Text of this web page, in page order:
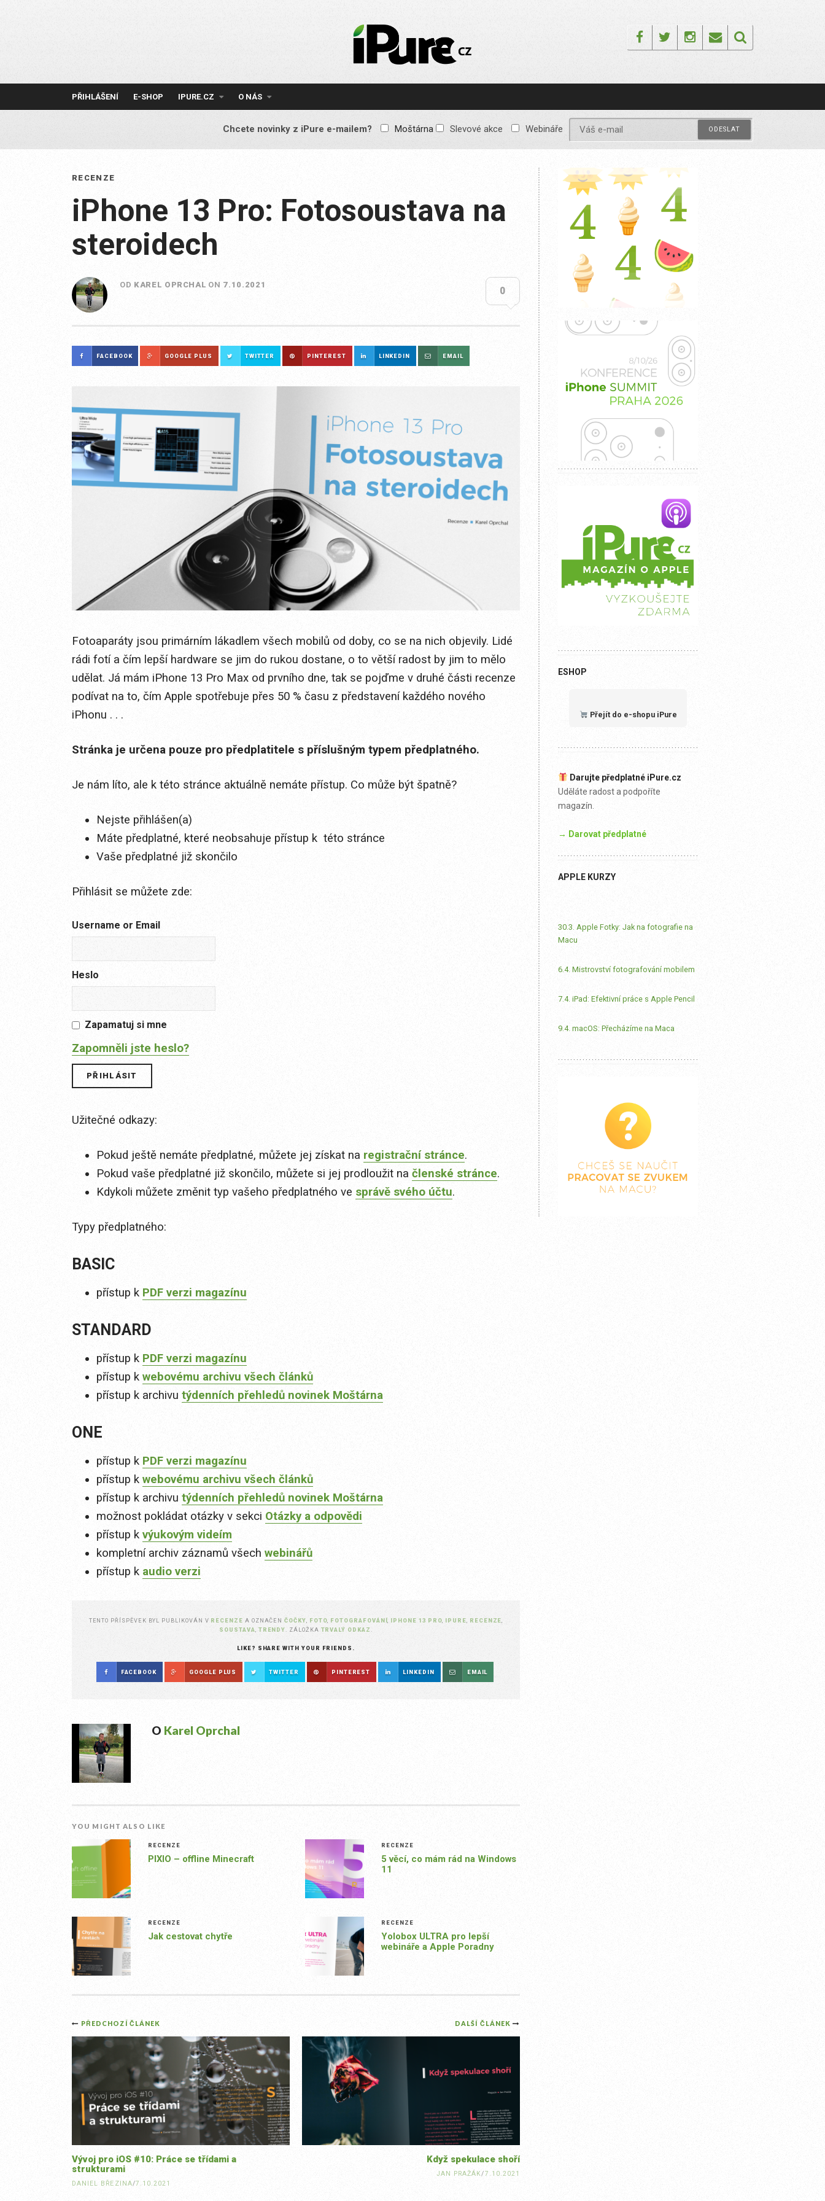
IPURE.CZ
Prémiový Apple e-
reklamy, žádné
obsah pro všechny
FacebookTwitterInstagram
Email
PŘIHLÁŠENÍ E-SHOP IPURE.CZ O NÁS
Chcete novinky z iPure e-mailem? Moštárna Slevové akce Webináře
RECENZE
iPhone 13 Pro: Fotosoustava na
steroidech
OD KAREL OPRCHAL ON 7.10.2021
0
FACEBOOK GOOGLE PLUS TWITTER PINTEREST LINKEDIN EMAIL
Fotoaparáty jsou primárním lákadlem všech mobilů od doby, co se na nich objevily. Lidé
rádi fotí a čím lepší hardware se jim do rukou dostane, o to větší radost by jim to mělo
udělat. Já mám iPhone 13 Pro Max od prvního dne, tak se pojďme v druhé části recenze
podívat na to, čím Apple spotřebuje přes 50 % času z představení každého nového
iPhonu . . .
Stránka je určena pouze pro předplatitele s příslušným typem předplatného.
Je nám líto, ale k této stránce aktuálně nemáte přístup. Co může být špatně?
Nejste přihlášen(a)
Máte předplatné, které neobsahuje přístup k této stránce
Vaše předplatné již skončilo
Přihlásit se můžete zde:
Username or Email
Heslo
Zapamatuj si mne
Zapomněli jste heslo?
Užitečné odkazy:
Pokud ještě nemáte předplatné, můžete jej získat na registrační stránce.
Pokud vaše předplatné již skončilo, můžete si jej prodloužit na členské stránce.
Kdykoli můžete změnit typ vašeho předplatného ve správě svého účtu.
Typy předplatného:
BASIC
přístup k PDF verzi magazínu
STANDARD
přístup k PDF verzi magazínu
přístup k webovému archivu všech článků
přístup k archivu týdenních přehledů novinek Moštárna
ONE
přístup k PDF verzi magazínu
přístup k webovému archivu všech článků
přístup k archivu týdenních přehledů novinek Moštárna
možnost pokládat otázky v sekci Otázky a odpovědi
přístup k výukovým videím
kompletní archiv záznamů všech webinářů
přístup k audio verzi
TENTO PŘÍSPĚVEK BYL PUBLIKOVÁN V RECENZE A OZNAČENČOČKY FOTO FOTOGRAFOVÁNÍ IPHONE 13 PRO IPURE RECENZE
SOUSTAVA TRENDY . ZÁLOŽKA TRVALÝ ODKAZ
LIKE? SHARE WITH YOUR FRIENDS.
FACEBOOK GOOGLE PLUS TWITTER PINTEREST LINKEDIN EMAIL
O Karel Oprchal
YOU MIGHT ALSO LIKE
RECENZE
PIXIO – offline Minecraft
RECENZE
5 věcí, co mám rád na Windows
11
RECENZE
Jak cestovat chytře
RECENZE
Yolobox ULTRA pro lepší
webináře a Apple Poradny
Post
navigation
DALŠÍ ČLÁNEK
Když spekulace shoří
JAN PRAŽÁK/7.10.2021
PŘEDCHOZÍ ČLÁNEK
Vývoj pro iOS #10: Práce se třídami a
strukturami
DANIEL BŘEZINA/7.10.2021
ESHOP
Přejít do e-shopu iPure
Darujte předplatné iPure.cz
Uděláte radost a podpoříte
magazín.
→ Darovat předplatné
APPLE KURZY
30.3. Apple Fotky: Jak na fotografie na
Macu
6.4. Mistrovství fotografování mobilem
7.4. iPad: Efektivní práce s Apple Pencil
9.4. macOS: Přecházíme na Maca